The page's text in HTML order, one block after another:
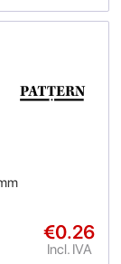
€0.26
Incl. IVA